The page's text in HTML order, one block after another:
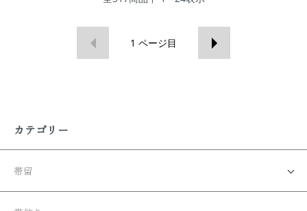
1 ページ目
カテゴリー
帯留